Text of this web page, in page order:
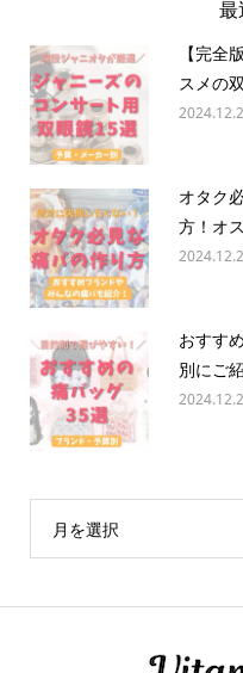
最
【完全
スメの
オタク
方！オ
おすす
別にご
月を選択